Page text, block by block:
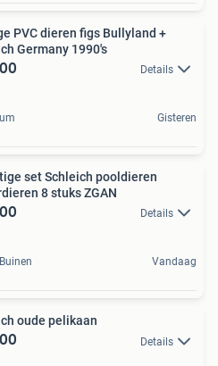
PVC dieren figs Bullyland +
Germany 1990's
Details
Gisteren
set Schleich pooldieren
8 stuks ZGAN
Details
Vandaag
oude pelikaan
Details